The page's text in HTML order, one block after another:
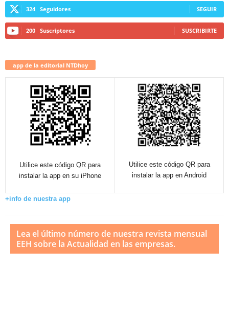
324 Seguidores SEGUIR
200 Suscriptores SUSCRIBIRTE
app de la editorial NTDhoy
Utilice este código QR para
instalar la app en su iPhone
Utilice este código QR para
instalar la app en Android
+info de nuestra app
Lea el último número de nuestra revista mensual
EEH sobre la Actualidad en las empresas.